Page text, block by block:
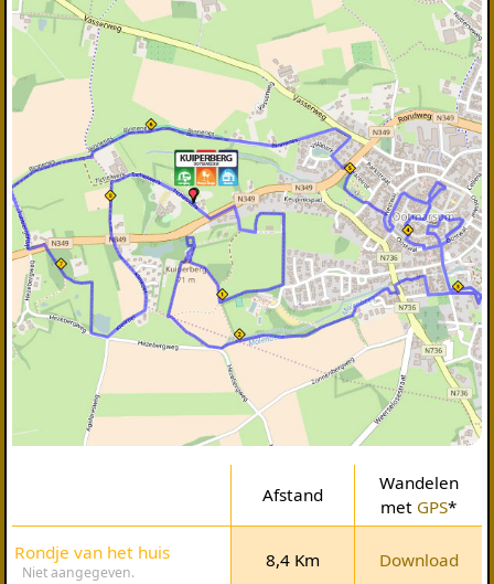
Afstand
Wandelen
met GPS*
Rondje van het huis
Niet aangegeven.
8,4 Km Download